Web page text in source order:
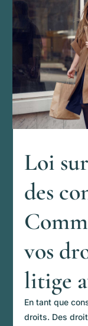
Loi
des
vos
litige
En tant que
droits. Des